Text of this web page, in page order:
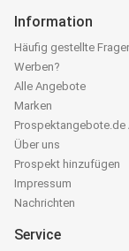
Information
Häufig gestellte
Werben?
Alle Angebote
Marken
Prospektangebote.de
Über uns
Prospekt hinzufügen
Impressum
Nachrichten
Service